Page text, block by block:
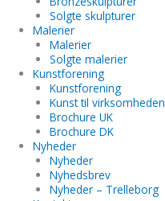
Solgte skulpturer
Malerier
Malerier
Solgte malerier
Kunstforening
Kunstforening
Kunst til virksomheden
Brochure UK
Brochure DK
Nyheder
Nyheder
Nyhedsbrev
Nyheder – Trelleborg